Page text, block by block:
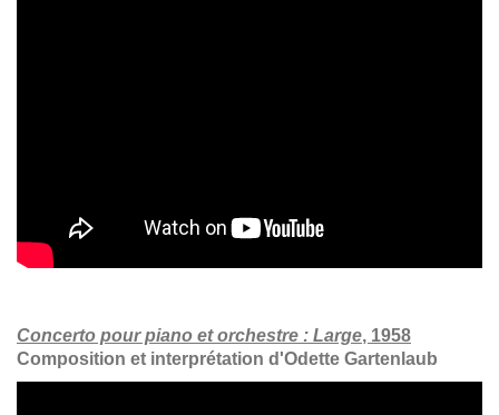
Concerto pour piano et orchestre : Large, 1958
Composition et interprétation d'Odette Gartenlaub